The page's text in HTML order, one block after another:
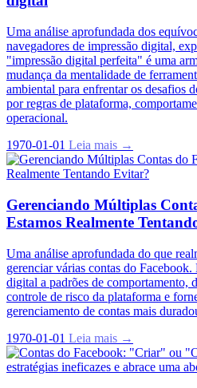
Uma análise aprofundada dos
navegadores de impressão digital,
"impressão digital perfeita" é uma
mudança da mentalidade de
ambiental para enfrentar os desafios
por regras de plataforma,
operacional.
1970-01-01 Leia mais →
Gerenciando Múltiplas
Estamos Realmente
Uma análise aprofundada do que
gerenciar várias contas do
digital a padrões de comportamento,
controle de risco da plataforma e
gerenciamento de contas mais
1970-01-01 Leia mais →